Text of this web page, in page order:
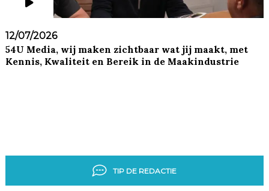
12/07/2026
54U Media, wij maken zichtbaar wat jij maakt, met
Kennis, Kwaliteit en Bereik in de Maakindustrie
TIP DE REDACTIE